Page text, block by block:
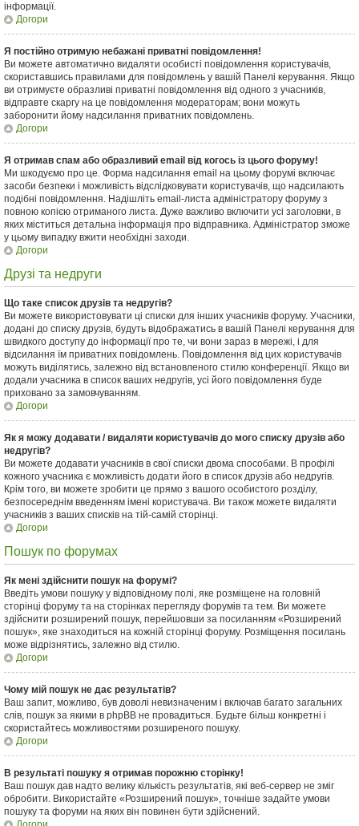
інформації.
Догори
Я постійно отримую небажані приватні повідомлення!
Ви можете автоматично видаляти особисті повідомлення користувачів,
скориставшись правилами для повідомлень у вашій Панелі керування. Якщо
ви отримуєте образливі приватні повідомлення від одного з учасників,
відправте скаргу на це повідомлення модераторам; вони можуть
заборонити йому надсилання приватних повідомлень.
Догори
Я отримав спам або образливий email від когось із цього форуму!
Ми шкодуємо про це. Форма надсилання email на цьому форумі включає
засоби безпеки і можливість відслідковувати користувачів, що надсилають
подібні повідомлення. Надішліть email-листа адміністратору форуму з
повною копією отриманого листа. Дуже важливо включити усі заголовки, в
яких міститься детальна інформація про відправника. Адміністратор зможе
у цьому випадку вжити необхідні заходи.
Догори
Друзі та недруги
Що таке список друзів та недругів?
Ви можете використовувати ці списки для інших учасників форуму. Учасники,
додані до списку друзів, будуть відображатись в вашій Панелі керування для
швидкого доступу до інформації про те, чи вони зараз в мережі, і для
відсилання їм приватних повідомлень. Повідомлення від цих користувачів
можуть виділятись, залежно від встановленого стилю конференції. Якщо ви
додали учасника в список ваших недругів, усі його повідомлення буде
приховано за замовчуванням.
Догори
Як я можу додавати / видаляти користувачів до мого списку друзів або
недругів?
Ви можете додавати учасників в свої списки двома способами. В профілі
кожного учасника є можливість додати його в список друзів або недругів.
Крім того, ви можете зробити це прямо з вашого особистого розділу,
безпосереднім введенням імені користувача. Ви також можете видаляти
учасників з ваших списків на тій-самій сторінці.
Догори
Пошук по форумах
Як мені здійснити пошук на форумі?
Введіть умови пошуку у відповідному полі, яке розміщене на головній
сторінці форуму та на сторінках перегляду форумів та тем. Ви можете
здійснити розширений пошук, перейшовши за посиланням «Розширений
пошук», яке знаходиться на кожній сторінці форуму. Розміщення посилань
може відрізнятись, залежно від стилю.
Догори
Чому мій пошук не дає результатів?
Ваш запит, можливо, був доволі невизначеним і включав багато загальних
слів, пошук за якими в phpBB не провадиться. Будьте більш конкретні і
скористайтесь можливостями розширеного пошуку.
Догори
В результаті пошуку я отримав порожню сторінку!
Ваш пошук дав надто велику кількість результатів, які веб-сервер не зміг
обробити. Використайте «Розширений пошук», точніше задайте умови
пошуку та форуми на яких він повинен бути здійснений.